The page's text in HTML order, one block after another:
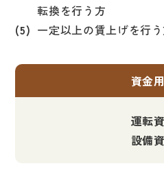
転換を行う方
一定以上の賃上げを行
資金
運転
設備